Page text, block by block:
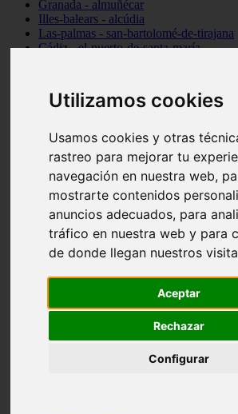
Utilizamos cookies
Usamos cookies y otras
rastreo para mejorar tu
navegación en nuestra web,
mostrarte contenidos
anuncios adecuados, para
tráfico en nuestra web y para
de donde llegan nuestros
Aceptar
Rechazar
Configurar
Granada - almuñécar
Illes-balears - alcúdia
Las-palmas - san-bartolomé-de-tirajana
Cádiz - el-puerto-de-santa-maría
Santa-cruz-de-tenerife - los-llanos-de-
Cantabria - suances
Granada - monachil
Huesca - isábena
Huesca - alquézar
Huesca - castejón-de-sos
Sevilla - marinaleda
Córdoba - almedinilla
Navarra - zangoza
Cantabria - arenas-de-iguña
Barcelona - la-pobla-de-lillet
Las-palmas - yaiza
Valladolid - fuensaldaña